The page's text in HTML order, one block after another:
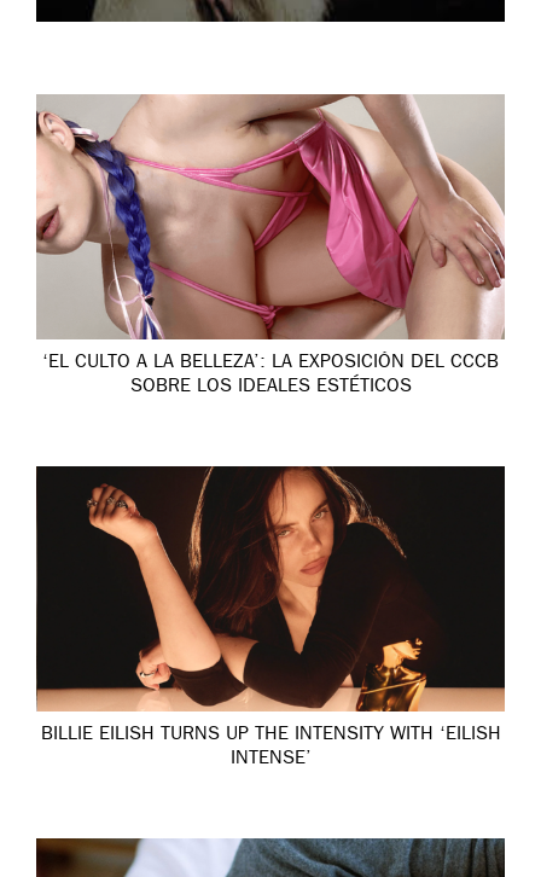
‘EL CULTO A LA BELLEZA’: LA EXPOSICIÓN DEL CCCB
SOBRE LOS IDEALES ESTÉTICOS
BILLIE EILISH TURNS UP THE INTENSITY WITH ‘EILISH
INTENSE’